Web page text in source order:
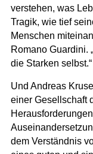
verstehen, was
Tragik, wie tief
Menschen
Romano Guardini.
die Starken selbst.“
Und Andreas
einer Gesellschaft
dem Verständnis